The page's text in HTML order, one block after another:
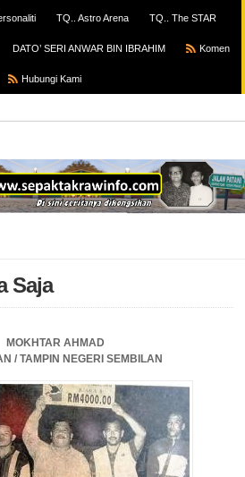
TQ.. Astro Arena TQ.. The STAR
DATO’ SERI ANWAR BIN IBRAHIM Komen
Hubungi Kami
Saja
MOKHTAR AHMAD
/ TAMPIN NEGERI SEMBILAN